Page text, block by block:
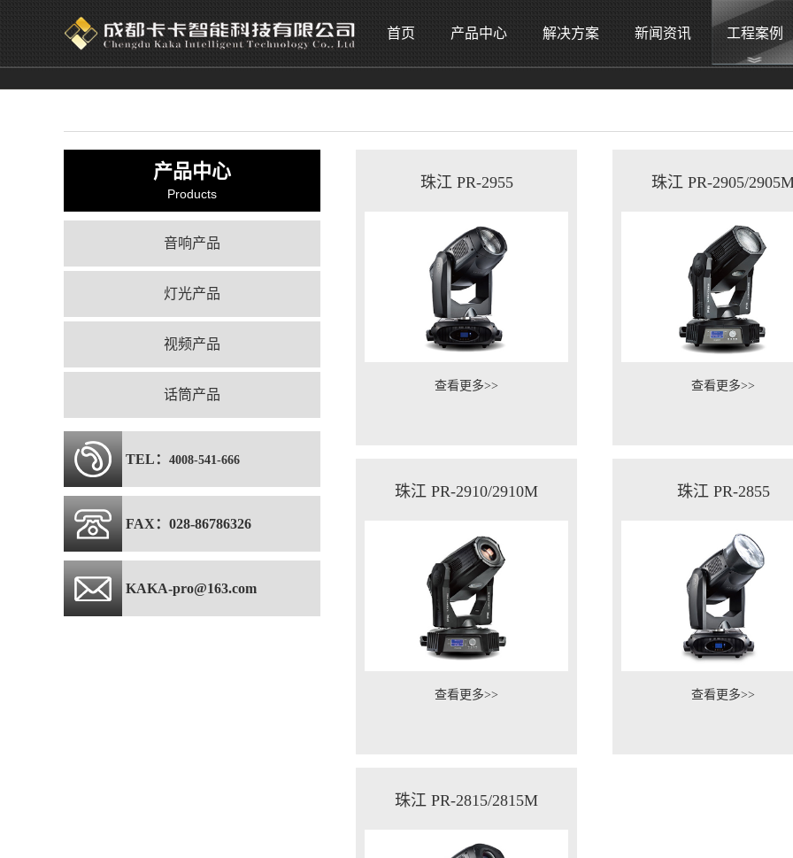
首页 产品中心 解决方案 新闻资讯 工程案例
产品中心
Products
音响产品
灯光产品
视频产品
话筒产品
TEL： 4008-541-666
FAX：028-86786326
KAKA-pro@163.com
珠江 PR-2955
查看更多>>
珠江 PR-2905/
查看更多>>
珠江 PR-2910/2910M
查看更多>>
珠江 PR-2855
查看更多>>
珠江 PR-2815/2815M